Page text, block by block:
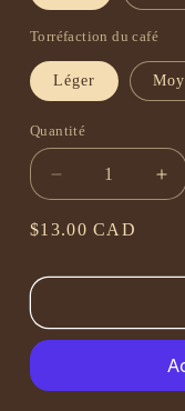
Torréfaction du café
Léger
Quantité
Quantité
Réduire
la
quantité
Colombie
Excelso
Antioquia
la
Prix
$13.00 CAD